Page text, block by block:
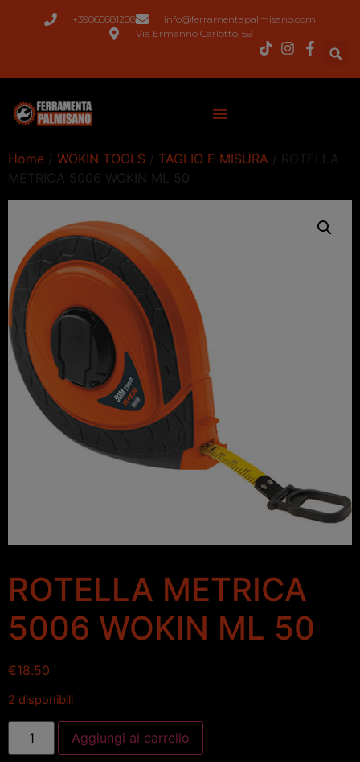
+39065681208
info@ferramentapalmisano.com
Via Ermanno Carlotto, 59
Home / WOKIN TOOLS / TAGLIO E MISURA / ROTELLA
METRICA 5006 WOKIN ML 50
ROTELLA METRICA
5006 WOKIN ML 50
€18.50
2 disponibili
Aggiungi al carrello